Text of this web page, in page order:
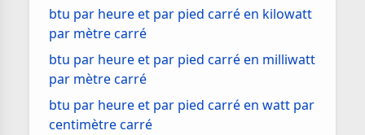
btu par heure et par pied carré en kilowatt
par mètre carré
btu par heure et par pied carré en milliwatt
par mètre carré
btu par heure et par pied carré en watt par
centimètre carré